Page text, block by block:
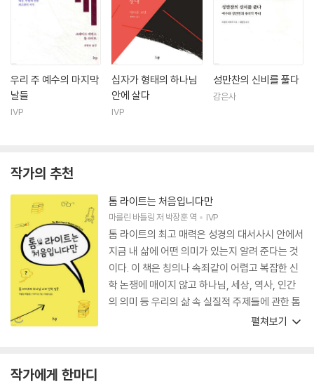
우리 주 예수의 마지막
날들
IVP
십자가 형태의 하나님
안에 살다
IVP
성만찬의 신비를 풀다
감은사
작가의 추천
톰 라이트는 처음입니다만
마를린 바틀링저 박장훈역 IVP
톰 라이트의 최고 매력은 성경의 대서사시 안에서
지금 내 삶에 어떤 의미가 있는지 알려 준다는 것
이다. 이 책은 칭의나 속죄같이 어렵고 복잡한 신
학 논쟁에 매이지 않고 하나님, 세상, 역사, 인간
의 의미 등 우리의 삶 속 실질적 주제들에 관한 톰
라이트의 통찰을 간결하면서도 짜임새 있게 엮어
펼쳐보기
작가에게 한마디